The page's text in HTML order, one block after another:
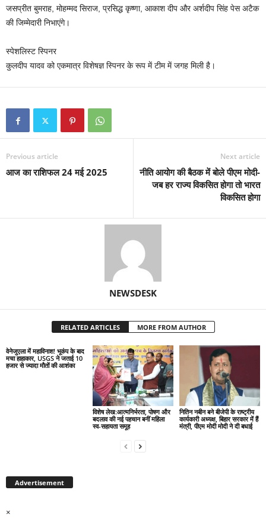
जसप्रीत बुमराह, मोहम्मद सिराज, प्रसिद्ध कृष्णा, आकाश दीप और अर्शदीप सिंह पेस अटैक
की जिम्मेदारी निभाएंगे।
स्पेशलिस्ट स्पिनर
कुलदीप यादव को एकमात्र विशेषज्ञ स्पिनर के रूप में टीम में जगह मिली है।
Previous article
आज का राशिफल 24 मई 2025
Next article
नीति आयोग की बैठक में बोले पीएम मोदी-
जब हर राज्य विकसित होगा तो भारत
विकसित होगा
NEWSDESK
RELATED ARTICLES MORE FROM AUTHOR
वेनेजुएला में महाविनाश! भूकंप के बाद
मचा हाहाकार, USGS ने जताई 10
हजार से ज्यादा मौतों की आशंका
विशेष लेख:आत्मनिर्भरता, पोषण और
बदलाव की नई पहचान बनीं महिला
स्व-सहायता समूह
नितिन नबीन बने बीजेपी के राष्ट्रीय
कार्यकारी अध्यक्ष, बिहार सरकार में हैं
मंत्री, पीएम मोदी मोदी ने दी बधाई
Advertisement
×